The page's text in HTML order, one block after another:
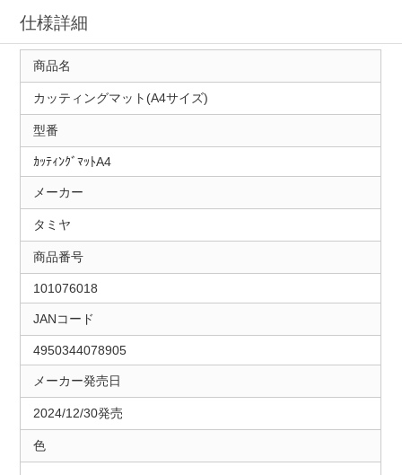
仕様詳細
商品名
カッティングマット(A4サイズ)
型番
ｶｯﾃｨﾝｸﾞﾏｯﾄA4
メーカー
タミヤ
商品番号
101076018
JANコード
4950344078905
メーカー発売日
2024/12/30発売
色